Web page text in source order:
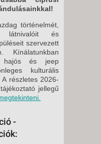
történelmét,
látnivalóit és
szervezett
Kínálatunkban
hajós és jeep
kulturális
részletes 2026-
jellegű
-